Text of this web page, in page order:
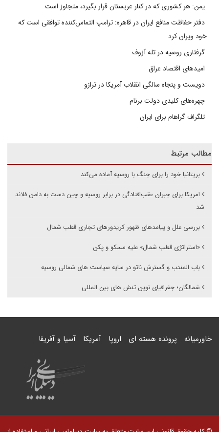
یمن: هر کشوری که در کنار عربستان قرار بگیرد، متجاوز است
دفتر حفاظت منافع ایران در قاهره: ترامپ التماس‌کننده توافقی است که
خود ویران کرد
گرفتاری روسیه در تله آزوف
امیدهای اقتصاد عراق
دویست و پنجاه سالگی انقلاب آمریکا در ترازو
چهره‌های کلیدی دولت برنام
تلگراف گراهام برای ایران
مطالب مرتبط
بریتانیا خود را برای جنگ با روسیه آماده می‌کند
امریکا برای جبران عقب‌افتادگی در برابر روسیه و چین دست به دامن فلاند
شد
بررسی علل و پیامدهای ظهور کریدورهای تجاری قطب شمال
«استراتژی قطب شمال» علیه مسکو و پکن
باب المندب و گسترش ناتو در سایه سیاست های شمالی روسیه
شمالگان؛ جغرافیای نوین تنش های بین المللی
خاورمیانه پرونده هسته ای اروپا آمریکا آسیا و آفریقا